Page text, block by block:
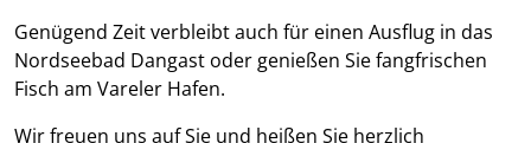
Genügend Zeit verbleibt auch für einen Ausflug in das
Nordseebad Dangast oder genießen Sie fangfrischen
Fisch am Vareler Hafen.
Wir freuen uns auf Sie und heißen Sie herzlich